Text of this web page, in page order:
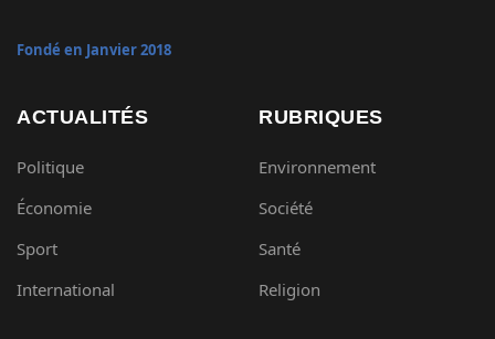
Fondé en Janvier 2018
ACTUALITÉS
Politique
Économie
Sport
International
RUBRIQUES
Environnement
Société
Santé
Religion